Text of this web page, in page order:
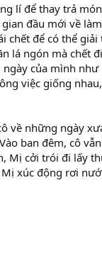
lí để thay trả
đầu mới về
để có thể
lá ngón mà chết
của mình
việc giống
về những ngày
ban đêm, cô
Mị cởi trói đi lấy
xúc động rơi